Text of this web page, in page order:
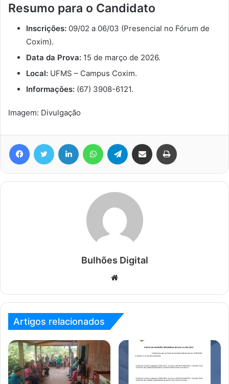
Resumo para o Candidato
Inscrições: 09/02 a 06/03 (Presencial no Fórum de
Coxim).
Data da Prova: 15 de março de 2026.
Local: UFMS – Campus Coxim.
Informações: (67) 3908-6121.
Imagem: Divulgação
FacebookTwitter Linkedin WhatsAppTelegram Compartilhar via e-mail
Bulhões Digital
Website
Artigos relacionados